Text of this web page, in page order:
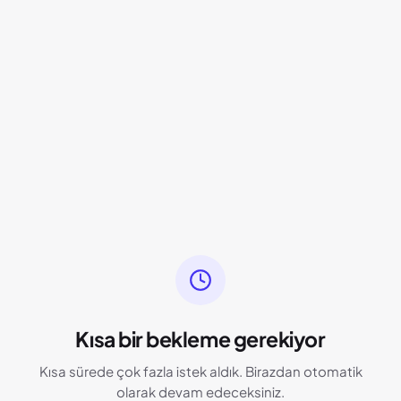
Kısa bir bekleme gerekiyor
Kısa sürede çok fazla istek aldık. Birazdan otomatik
olarak devam edeceksiniz.